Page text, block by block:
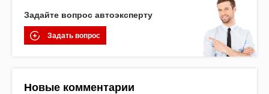
Задайте вопрос автоэксперту
Задать вопрос
Новые комментарии